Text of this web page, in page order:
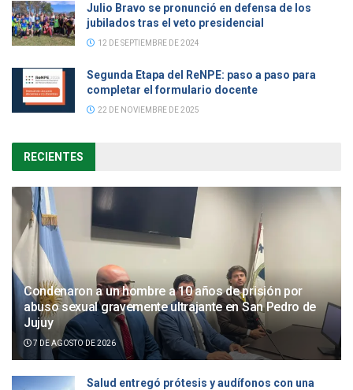
Julio Bravo se pronunció en defensa de los
jubilados tras el veto presidencial
12 DE SEPTIEMBRE DE 2024
Segunda Etapa del ReNPE: paso a paso para
completar el formulario docente
22 DE NOVIEMBRE DE 2025
RECIENTES
Condenaron a un hombre a 10 años de prisión por
abuso sexual gravemente ultrajante en San Pedro de
Jujuy
7 DE AGOSTO DE 2026
Salud entregó prótesis y audífonos con una